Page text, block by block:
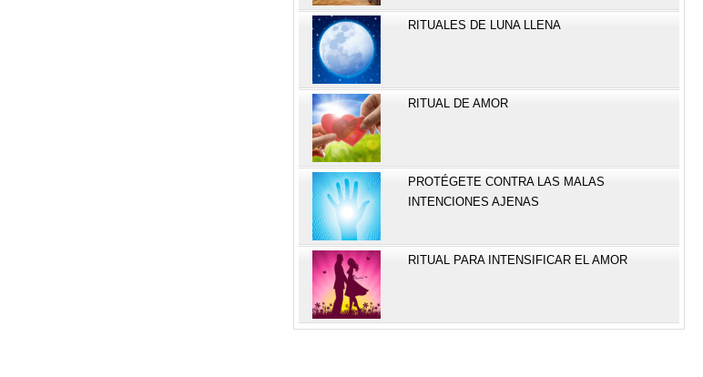
RITUALES DE LUNA LLENA
RITUAL DE AMOR
PROTÉGETE CONTRA LAS MALAS
INTENCIONES AJENAS
RITUAL PARA INTENSIFICAR EL AMOR